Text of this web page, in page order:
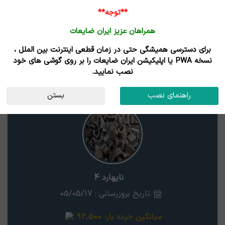
قیمت ضایعات نایهارد 4
نایهارد 4
تاریخ بروزرسانی : 05/05/17
میانگین خرده بار: 92,500
**توجه**
همراهان عزیز ایران ضایعات
برای دسترسی همیشگی حتی در زمان قطعی اینترنت بین الملل ،
نسخه PWA یا اپلیکیشن ایران ضایعات را بر روی گوشی های خود
نصب نمایید.
راهنمای نصب بستن